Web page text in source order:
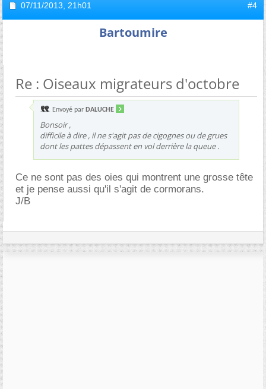
07/11/2013, 21h01 #4
Bartoumire
Re : Oiseaux migrateurs d'octobre
Envoyé par DALUCHE
Bonsoir ,
difficile à dire , il ne s'agit pas de cigognes ou de grues
dont les pattes dépassent en vol derrière la queue .
Ce ne sont pas des oies qui montrent une grosse tête
et je pense aussi qu'il s'agit de cormorans.
J/B